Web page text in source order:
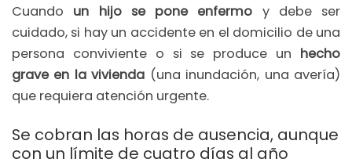
Cuando un hijo se pone enfermo y debe ser
cuidado, si hay un accidente en el domicilio de una
persona conviviente o si se produce un hecho
grave en la vivienda (una inundación, una avería)
que requiera atención urgente.
Se cobran las horas de ausencia, aunque
con un límite de cuatro días al año